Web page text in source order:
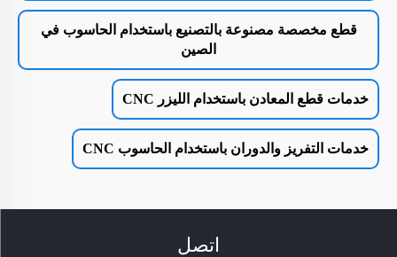
قطع مخصصة مصنوعة بالتصنيع باستخدام الحاسوب في
الصين
خدمات قطع المعادن باستخدام الليزر CNC
خدمات التفريز والدوران باستخدام الحاسوب CNC
اتصل